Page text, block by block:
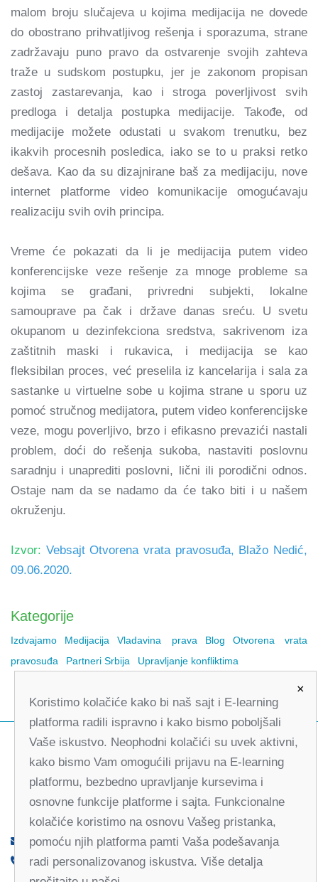
malom broju slučajeva u kojima medijacija ne dovede
do obostrano prihvatljivog rešenja i sporazuma, strane
zadržavaju puno pravo da ostvarenje svojih zahteva
traže u sudskom postupku, jer je zakonom propisan
zastoj zastarevanja, kao i stroga poverljivost svih
predloga i detalja postupka medijacije. Takođe, od
medijacije možete odustati u svakom trenutku, bez
ikakvih procesnih posledica, iako se to u praksi retko
dešava. Kao da su dizajnirane baš za medijaciju, nove
internet platforme video komunikacije omogućavaju
realizaciju svih ovih principa.
Vreme će pokazati da li je medijacija putem video
konferencijske veze rešenje za mnoge probleme sa
kojima se građani, privredni subjekti, lokalne
samouprave pa čak i države danas sreću. U svetu
okupanom u dezinfekciona sredstva, sakrivenom iza
zaštitnih maski i rukavica, i medijacija se kao
fleksibilan proces, već preselila iz kancelarija i sala za
sastanke u virtuelne sobe u kojima strane u sporu uz
pomoć stručnog medijatora, putem video konferencijske
veze, mogu poverljivo, brzo i efikasno prevazići nastali
problem, doći do rešenja sukoba, nastaviti poslovnu
saradnju i unaprediti poslovni, lični ili porodični odnos.
Ostaje nam da se nadamo da će tako biti i u našem
okruženju.
Izvor: Vebsajt Otvorena vrata pravosuđa, Blažo Nedić,
09.06.2020.
Kategorije
Izdvajamo Medijacija Vladavina prava Blog
Otvorena vrata
pravosuđa
Partneri Srbija Upravljanje konfliktima
office@partners-serbia.org
(+381 11) 32 31 551, (+381 11) 32 31 552
×
Koristimo kolačiće kako bi naš sajt i E-learning
platforma radili ispravno i kako bismo poboljšali
Vaše iskustvo. Neophodni kolačići su uvek aktivni,
kako bismo Vam omogućili prijavu na E-learning
platformu, bezbedno upravljanje kursevima i
osnovne funkcije platforme i sajta. Funkcionalne
kolačiće koristimo na osnovu Vašeg pristanka,
pomoću njih platforma pamti Vaša podešavanja
radi personalizovanog iskustva. Više detalja